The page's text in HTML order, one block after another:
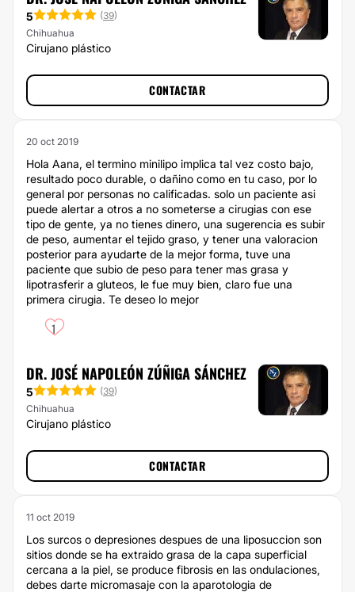
5 (39)
Chihuahua
Cirujano plástico
CONTACTAR
20 oct 2019
Hola Aana, el termino minilipo implica tal vez costo bajo,
resultado poco durable, o dañino como en tu caso, por lo
general por personas no calificadas. solo un paciente asi
puede alertar a otros a no someterse a cirugias con ese
tipo de gente, ya no tienes dinero, una sugerencia es subir
de peso, aumentar el tejido graso, y tener una valoracion
posterior para ayudarte de la mejor forma, tuve una
paciente que subio de peso para tener mas grasa y
lipotrasferir a gluteos, le fue muy bien, claro fue una
primera cirugia. Te deseo lo mejor
1
DR. JOSÉ NAPOLEÓN ZÚÑIGA SÁNCHEZ
5 (39)
Chihuahua
Cirujano plástico
CONTACTAR
11 oct 2019
Los surcos o depresiones despues de una liposuccion son
sitios donde se ha extraido grasa de la capa superficial
cercana a la piel, se produce fibrosis en las ondulaciones,
debes darte micromasaje con la aparotologia de